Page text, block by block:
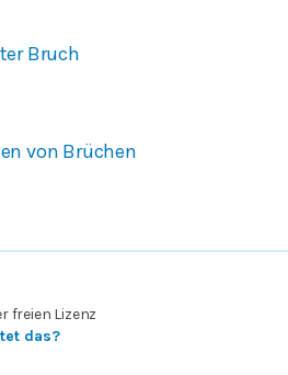
Bruch
von Brüchen
freien Lizenz
das?